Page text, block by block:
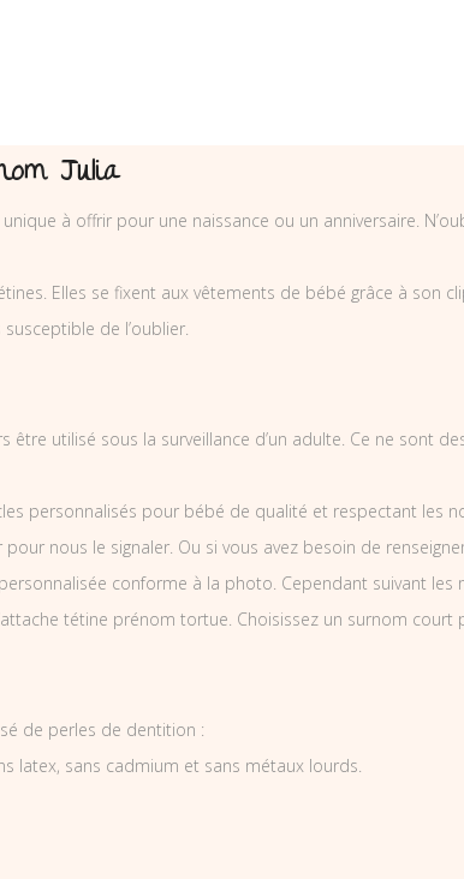
Julia
à offrir pour une naissance ou un anniversaire.
Elles se fixent aux vêtements de bébé grâce à son
de l’oublier.
utilisé sous la surveillance d’un adulte. Ce ne sont
personnalisés pour bébé de qualité et respectant les
nous le signaler. Ou si vous avez besoin de
conforme à la photo. Cependant suivant les
tétine prénom tortue. Choisissez un surnom court
de perles de dentition :
latex, sans cadmium et sans métaux lourds.